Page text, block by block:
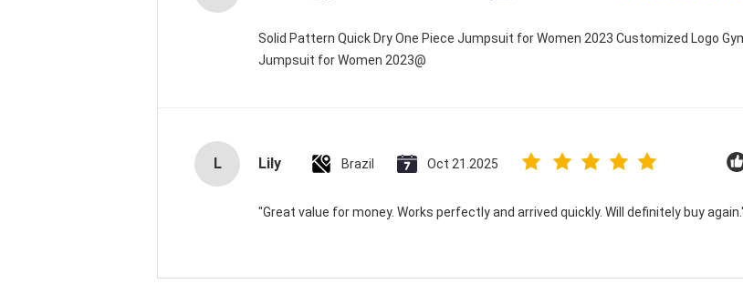
Solid Pattern Quick Dry One Piece Jumpsuit for Women 2023 Customized Logo
Jumpsuit for Women 2023@
L Lily Brazil Oct 21.2025
"Great value for money. Works perfectly and arrived quickly. Will definitely buy